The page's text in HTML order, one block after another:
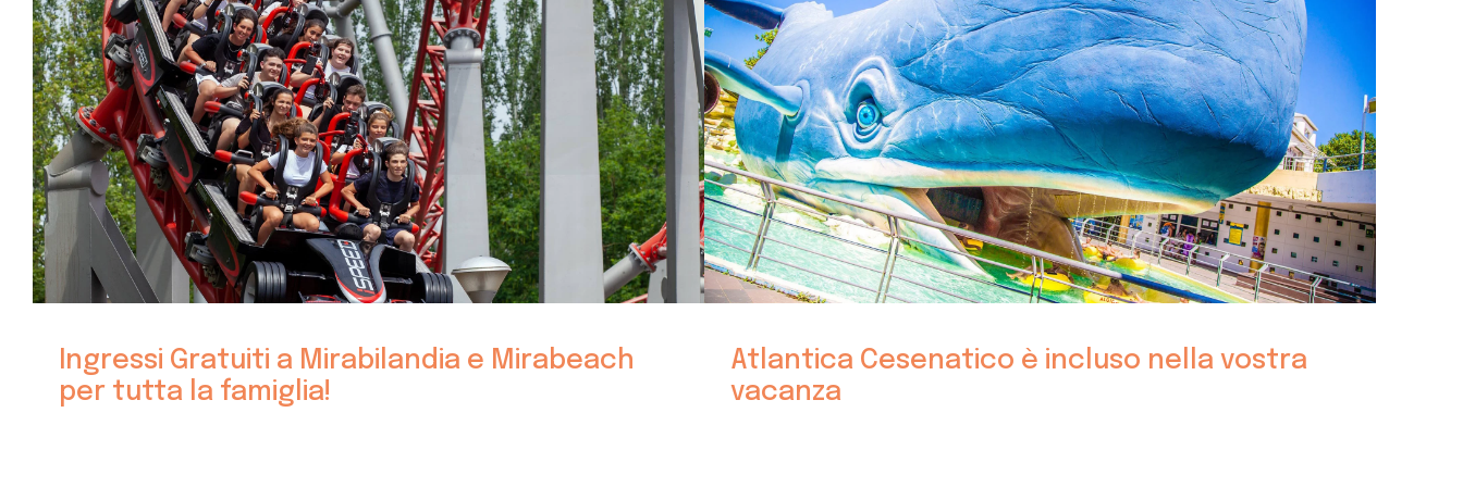
Ingressi Gratuiti a Mirabilandia e Mirabeach
per tutta la famiglia!
Atlantica Cesenatico è incluso nella vostra
vacanza